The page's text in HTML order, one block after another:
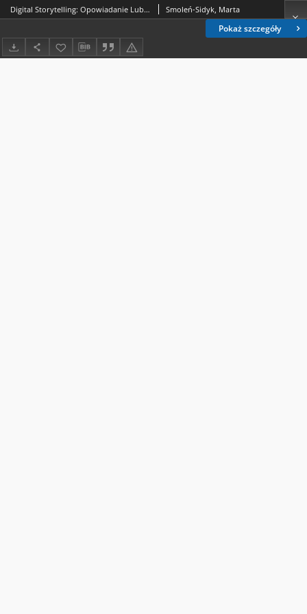
Pokaż szczegóły
Digital Storytelling: Opowiadanie Lublina w multimedialnych projektach Ośrodka „Brama Grodzka - Teatr NN” Smoleń-Sidyk, Marta